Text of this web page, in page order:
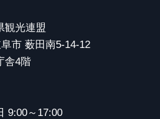
光連盟
市 薮田南5-14-12
舎4階
9:00～17:00